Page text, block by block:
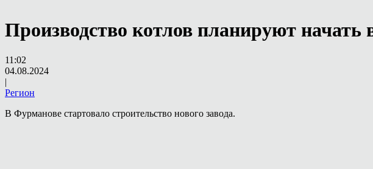
Производство котлов планируют начать
11:02
04.08.2024
|
Регион
В Фурманове стартовало строительство нового завода.